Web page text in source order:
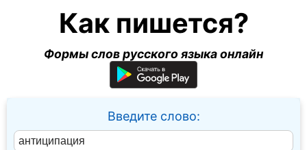
Как пишется?
Формы слов русского языка онлайн
Введите слово: